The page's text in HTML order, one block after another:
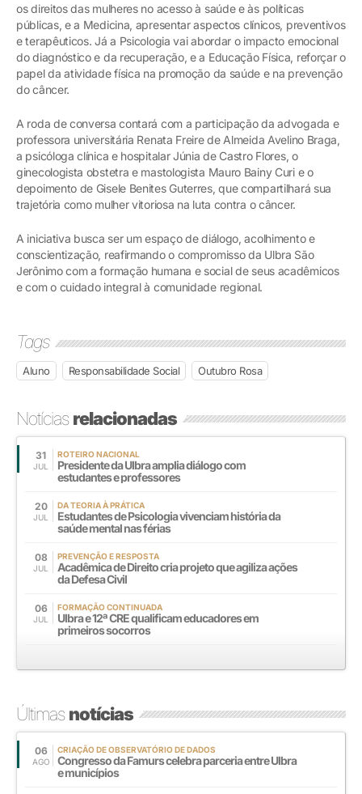
os direitos das mulheres no acesso à saúde e às políticas
públicas, e a Medicina, apresentar aspectos clínicos, preventivos
e terapêuticos. Já a Psicologia vai abordar o impacto emocional
do diagnóstico e da recuperação, e a Educação Física, reforçar o
papel da atividade física na promoção da saúde e na prevenção
do câncer.
A roda de conversa contará com a participação da advogada e
professora universitária Renata Freire de Almeida Avelino Braga,
a psicóloga clínica e hospitalar Júnia de Castro Flores, o
ginecologista obstetra e mastologista Mauro Bainy Curi e o
depoimento de Gisele Benites Guterres, que compartilhará sua
trajetória como mulher vitoriosa na luta contra o câncer.
A iniciativa busca ser um espaço de diálogo, acolhimento e
conscientização, reafirmando o compromisso da Ulbra São
Jerônimo com a formação humana e social de seus acadêmicos
e com o cuidado integral à comunidade regional.
Tags
Aluno Responsabilidade Social Outubro Rosa
Notíciasrelacionadas
31
JUL
ROTEIRO NACIONAL
Presidente da Ulbra amplia diálogo com
estudantes e professores
20
JUL
DA TEORIA À PRÁTICA
Estudantes de Psicologia vivenciam história da
saúde mental nas férias
08
JUL
PREVENÇÃO E RESPOSTA
Acadêmica de Direito cria projeto que agiliza ações
da Defesa Civil
06
JUL
FORMAÇÃO CONTINUADA
Ulbra e 12ª CRE qualificam educadores em
primeiros socorros
Últimasnotícias
06
AGO
CRIAÇÃO DE OBSERVATÓRIO DE DADOS
Congresso da Famurs celebra parceria entre Ulbra
e municípios